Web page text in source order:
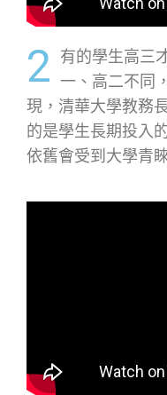
2
有的學生高三
一、高二不同
現，清華大學教務
的是學生長期投入
依舊會受到大學青